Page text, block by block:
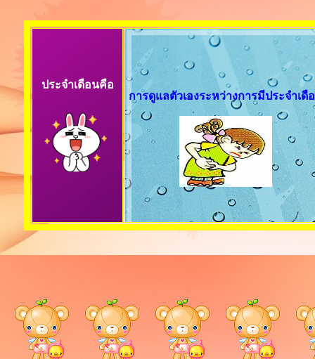
ประจำเดือนคือ
การดูแลตัวเองระหว่างการมีประจำเดื